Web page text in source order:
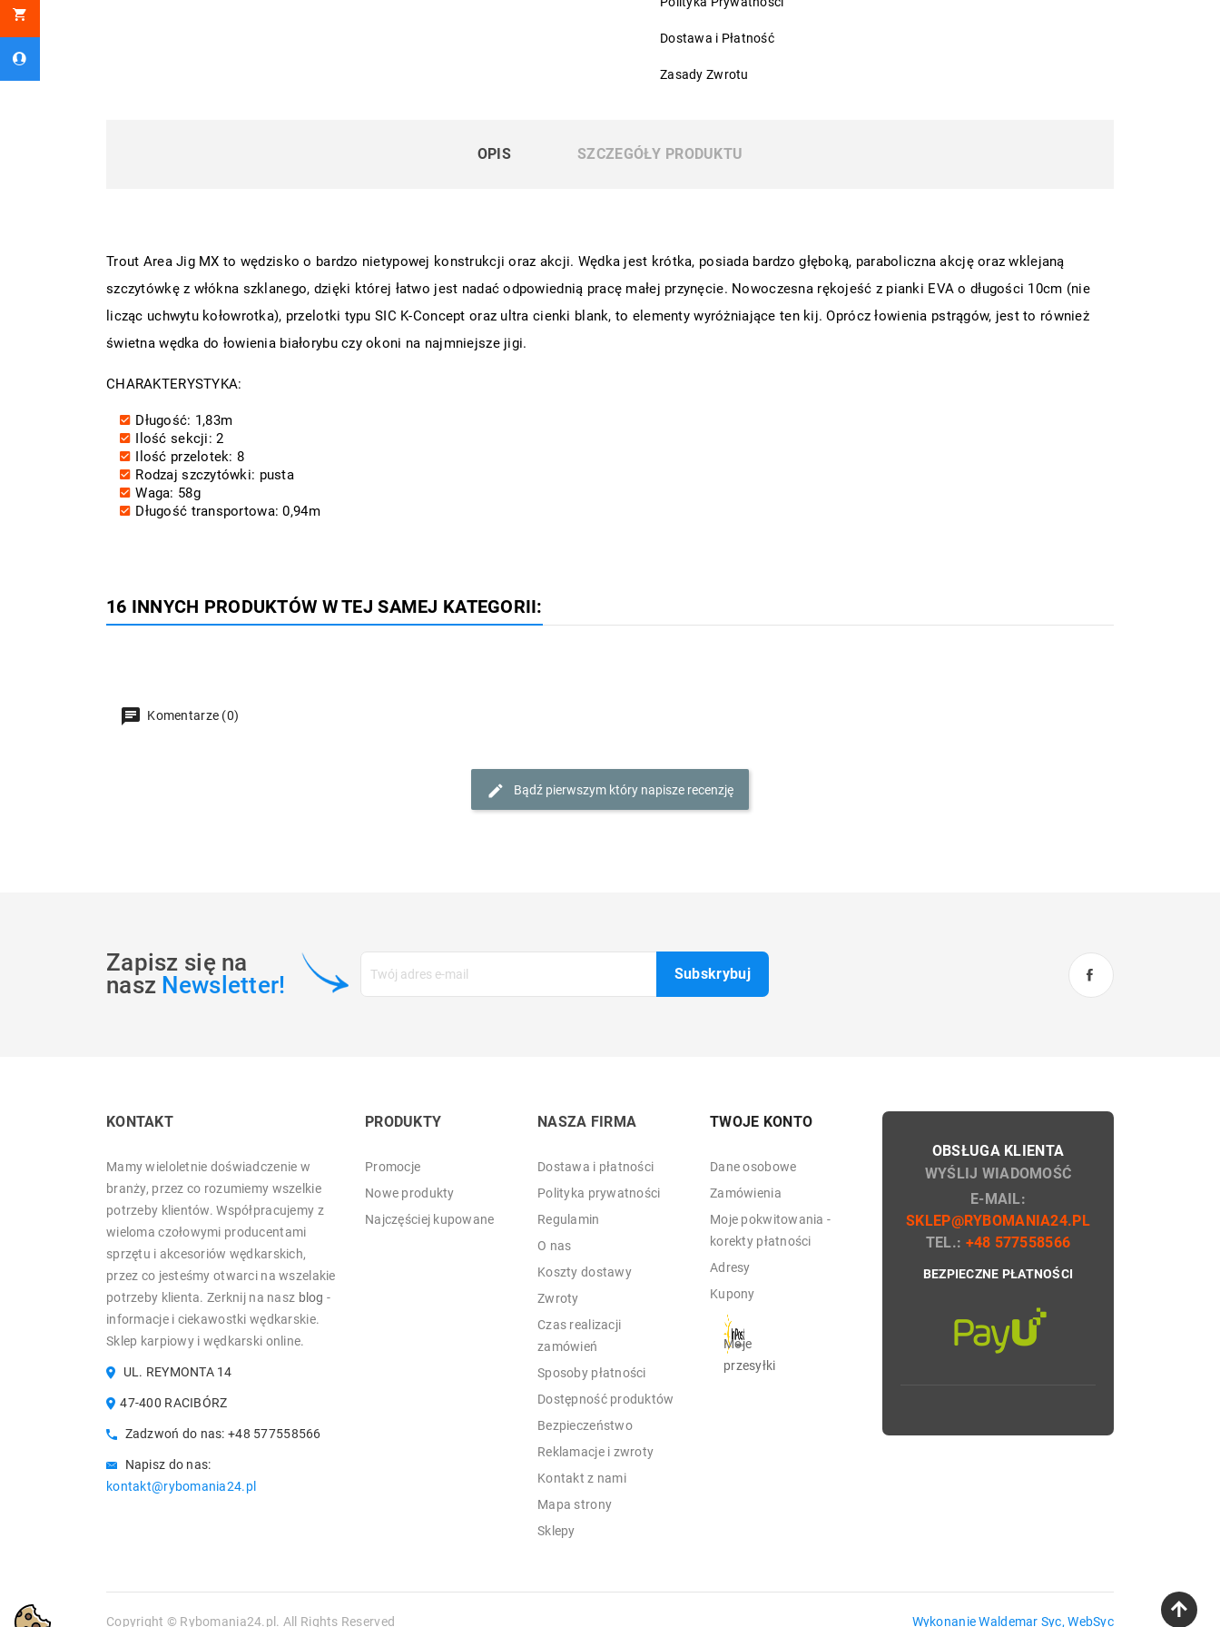
Dostawa i Płatność
Zasady Zwrotu
OPIS SZCZEGÓŁY PRODUKTU
Trout Area Jig MX to wędzisko o bardzo nietypowej konstrukcji oraz akcji. Wędka jest krótka, posiada bardzo głęboką, paraboliczna akcję oraz wklejaną
szczytówkę z włókna szklanego, dzięki której łatwo jest nadać odpowiednią pracę małej przynęcie. Nowoczesna rękojeść z pianki EVA o długości 10cm (nie
licząc uchwytu kołowrotka), przelotki typu SIC K-Concept oraz ultra cienki blank, to elementy wyróżniające ten kij. Oprócz łowienia pstrągów, jest to również
świetna wędka do łowienia białorybu czy okoni na najmniejsze jigi.
CHARAKTERYSTYKA:
Długość: 1,83m
Ilość sekcji: 2
Ilość przelotek: 8
Rodzaj szczytówki: pusta
Waga: 58g
Długość transportowa: 0,94m
16 INNYCH PRODUKTÓW W TEJ SAMEJ KATEGORII:
Komentarze (0)
Bądź pierwszym który napisze recenzję
Zapisz się na
nasz Newsletter!
KONTAKT
Mamy wieloletnie doświadczenie w
branży, przez co rozumiemy wszelkie
potrzeby klientów. Współpracujemy z
wieloma czołowymi producentami
sprzętu i akcesoriów wędkarskich,
przez co jesteśmy otwarci na wszelakie
potrzeby klienta. Zerknij na nasz blog -
informacje i ciekawostki wędkarskie.
Sklep karpiowy i wędkarski online.
UL. REYMONTA 14
47-400 RACIBÓRZ
Zadzwoń do nas:+48 577558566
Napisz do nas:
kontakt@rybomania24.pl
PRODUKTY
Promocje
Nowe produkty
Najczęściej kupowane
NASZA FIRMA
Dostawa i płatności
Polityka prywatności
Regulamin
O nas
Koszty dostawy
Zwroty
Czas realizacji
zamówień
Sposoby płatności
Dostępność produktów
Bezpieczeństwo
Reklamacje i zwroty
Kontakt z nami
Mapa strony
Sklepy
TWOJE KONTO
Dane osobowe
Zamówienia
Moje pokwitowania -
korekty płatności
Adresy
Kupony
Moje
przesyłki
OBSŁUGA KLIENTA
WYŚLIJ WIADOMOŚĆ
E-MAIL:
SKLEP@RYBOMANIA24.PL
TEL.: +48 577558566
BEZPIECZNE PŁATNOŚCI
Copyright © Rybomania24.pl. All Rights Reserved Wykonanie Waldemar Syc, WebSyc